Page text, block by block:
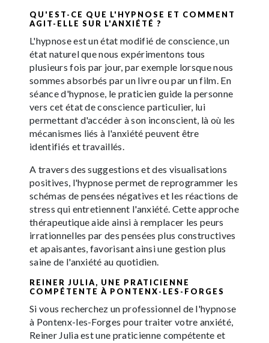
QU'EST-CE QUE L'HYPNOSE ET COMMENT
AGIT-ELLE SUR L'ANXIÉTÉ ?
L'hypnose est un état modifié de conscience, un
état naturel que nous expérimentons tous
plusieurs fois par jour, par exemple lorsque nous
sommes absorbés par un livre ou par un film. En
séance d'hypnose, le praticien guide la personne
vers cet état de conscience particulier, lui
permettant d'accéder à son inconscient, là où les
mécanismes liés à l'anxiété peuvent être
identifiés et travaillés.
A travers des suggestions et des visualisations
positives, l'hypnose permet de reprogrammer les
schémas de pensées négatives et les réactions de
stress qui entretiennent l'anxiété. Cette approche
thérapeutique aide ainsi à remplacer les peurs
irrationnelles par des pensées plus constructives
et apaisantes, favorisant ainsi une gestion plus
saine de l'anxiété au quotidien.
REINER JULIA, UNE PRATICIENNE
COMPÉTENTE À PONTENX-LES-FORGES
Si vous recherchez un professionnel de l'hypnose
à Pontenx-les-Forges pour traiter votre anxiété,
Reiner Julia est une praticienne compétente et